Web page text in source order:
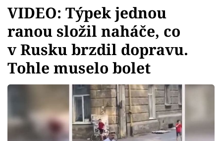
Témata
Showbyznys
Youtubeři
Virály
Sex a vztahy
VIDEO: Týpek jednou
ranou složil naháče, co
v Rusku brzdil dopravu.
Tohle muselo bolet